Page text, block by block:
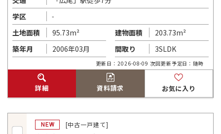
学区
-
土地面積 95.73m² 建物面積
203.73m²
築年月
2006年03月 間取り 3SLDK
更新日：2026-08-09 次回更新予定日：随時
詳細 資料請求 お気に入り
NEW [中古一戸建て]